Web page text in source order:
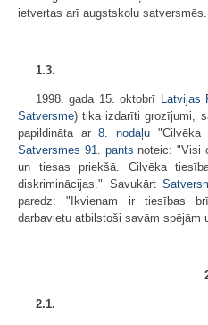
ietvertas arī augstskolu satversmēs.
1.3.
1998. gada 15. oktobrī Latvijas
Satversme) tika izdarīti grozījumi,
papildināta ar8. nodaļu "Cilvēka
Satversmes 91. pants noteic: "Visi
un tiesas priekšā. Cilvēka
diskriminācijas." Savukārt
paredz: "Ikvienam ir tiesības
darbavietu atbilstoši savām spējām
2.1.